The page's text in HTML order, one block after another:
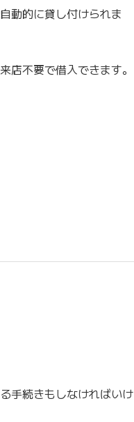
動的に貸し付けられま
店不要で借入できます。
手続きもしなければいけ